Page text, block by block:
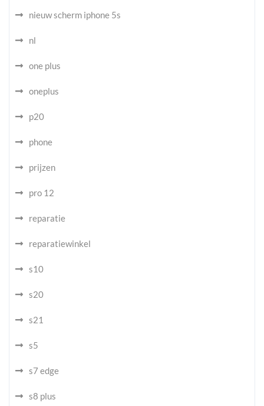
nieuw scherm iphone 5s
nl
one plus
oneplus
p20
phone
prijzen
pro 12
reparatie
reparatiewinkel
s10
s20
s21
s5
s7 edge
s8 plus